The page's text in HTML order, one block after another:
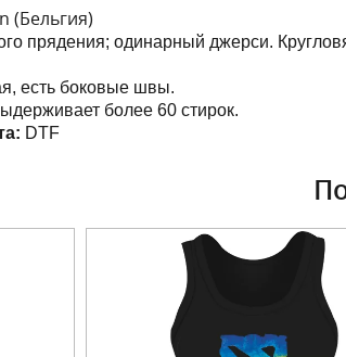
(Бельгия)
прядения; одинарный джерси.
есть боковые швы.
более 60 стирок.
DTF